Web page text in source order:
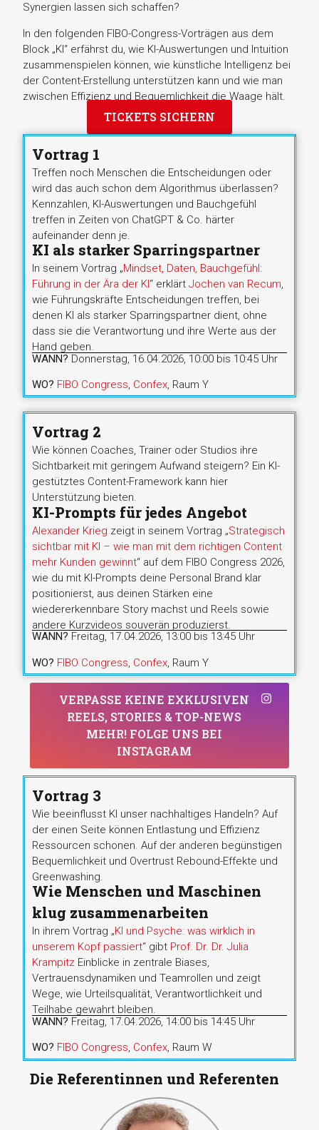
Synergien lassen sich schaffen?
In den folgenden FIBO-Congress-Vorträgen aus dem
Block „KI“ erfährst du, wie KI-Auswertungen und Intuition
zusammenspielen können, wie künstliche Intelligenz bei
der Content-Erstellung unterstützen kann und wie man
zwischen Effizienz und Bequemlichkeit die Waage hält.
TICKETS SICHERN
Vortrag 1
Treffen noch Menschen die Entscheidungen oder
wird das auch schon dem Algorithmus überlassen?
Kennzahlen, KI-Auswertungen und Bauchgefühl
treffen in Zeiten von ChatGPT & Co. härter
aufeinander denn je.
KI als starker Sparringspartner
In seinem Vortrag „Mindset, Daten, Bauchgefühl:
Führung in der Ära der KI“ erklärtJochen van Recum,
wie Führungskräfte Entscheidungen treffen, bei
denen KI als starker Sparringspartner dient, ohne
dass sie die Verantwortung und ihre Werte aus der
Hand geben.
WANN? Donnerstag, 16.04.2026, 10:00 bis 10:45 Uhr
WO? FIBO Congress, Confex, Raum Y
Vortrag 2
Wie können Coaches, Trainer oder Studios ihre
Sichtbarkeit mit geringem Aufwand steigern? Ein KI-
gestütztes Content-Framework kann hier
Unterstützung bieten.
KI-Prompts für jedes Angebot
Alexander Krieg zeigt in seinem Vortrag „Strategisch
sichtbar mit KI – wie man mit dem richtigen Content
mehr Kunden gewinnt“ auf dem FIBO Congress 2026,
wie du mit KI-Prompts deine Personal Brand klar
positionierst, aus deinen Stärken eine
wiedererkennbare Story machst und Reels sowie
andere Kurzvideos souverän produzierst.
WANN? Freitag, 17.04.2026, 13:00 bis 13:45 Uhr
WO? FIBO Congress, Confex, Raum Y
VERPASSE KEINE EXKLUSIVEN
REELS, STORIES & TOP-NEWS
MEHR! FOLGE UNS BEI
INSTAGRAM
Vortrag 3
Wie beeinflusst KI unser nachhaltiges Handeln? Auf
der einen Seite können Entlastung und Effizienz
Ressourcen schonen. Auf der anderen begünstigen
Bequemlichkeit und Overtrust Rebound-Effekte und
Greenwashing.
Wie Menschen und Maschinen
klug zusammenarbeiten
In ihrem Vortrag „KI und Psyche: was wirklich in
unserem Kopf passiert“ gibt Prof. Dr. Dr. Julia
Krampitz Einblicke in zentrale Biases,
Vertrauensdynamiken und Teamrollen und zeigt
Wege, wie Urteilsqualität, Verantwortlichkeit und
Teilhabe gewahrt bleiben.
WANN? Freitag, 17.04.2026, 14:00 bis 14:45 Uhr
WO? FIBO Congress, Confex, Raum W
Die Referentinnen und Referenten